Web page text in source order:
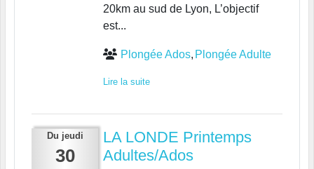
20km au sud de Lyon, L’objectif
est...
Plongée Ados Plongée Adulte
Lire la suite
Du jeudi
30
LA LONDE Printemps
Adultes/Ados